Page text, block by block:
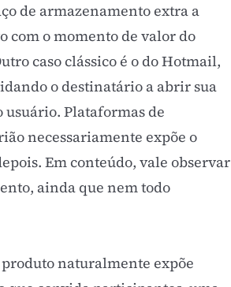
de armazenamento extra a
com o momento de valor do
caso clássico é o do Hotmail,
o destinatário a abrir sua
Plataformas de
necessariamente expõe o
Em conteúdo, vale observar
ainda que nem todo
naturalmente expõe